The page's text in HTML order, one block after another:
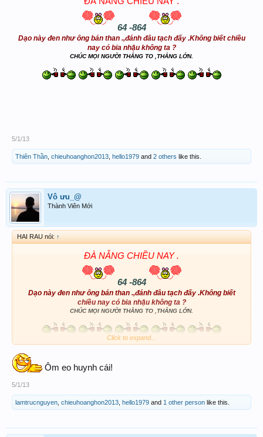
64 -864
Dạo này đen như ông bán than .,đánh đâu tạch đấy .Không biết chiều
nay có bia nhậu không ta ?
CHÚC MỌI NGƯỜI THẮNG TO ,THẮNG LỚN.
5/1/13
Thiên Thần chieuhoanghon2013 hello1979 and 2 others like this.
Vô ưu_@
Thành Viên Mới
HAI RAU nói: ↑
ĐÀ NẴNG CHIỀU NAY .
64 -864
Dạo này đen như ông bán than .,đánh đâu tạch đấy .Không biết
chiều nay có bia nhậu không ta ?
CHÚC MỌI NGƯỜI THẮNG TO ,THẮNG LỚN.
Click to expand...
Ôm eo huynh cái!
5/1/13
lamtrucnguyen chieuhoanghon2013 hello1979 and 1 other person like this.